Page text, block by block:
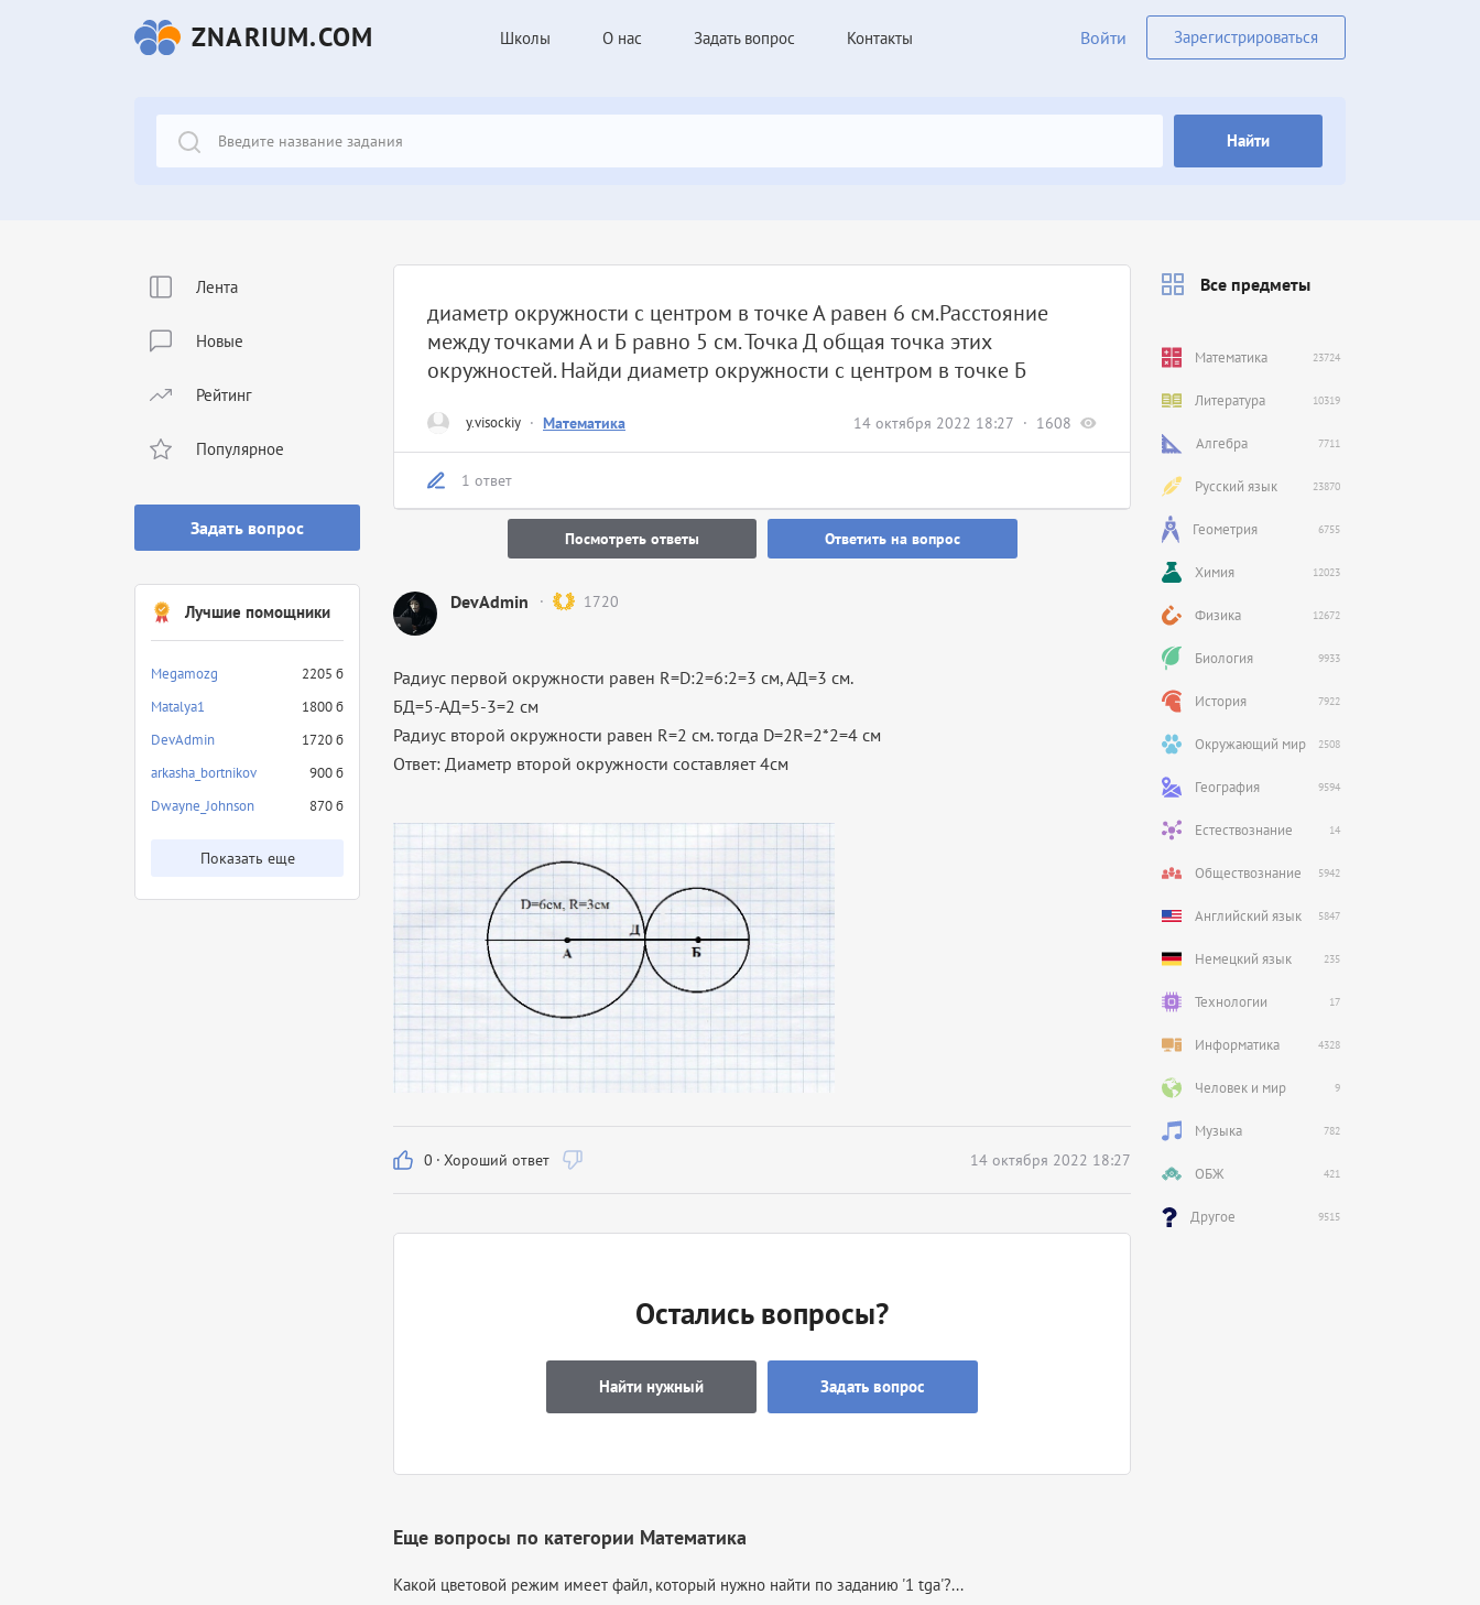
ZNARIUM.COM Школы О нас Задать вопрос Контакты Войти Зарегистрироваться
Найти
Лента
Новые
Рейтинг
Популярное
Задать вопрос
Лучшие помощники
Megamozg
2205 б
Matalya1
1800 б
DevAdmin
1720 б
arkasha_bortnikov
900 б
Dwayne_Johnson
870 б
Показать еще
y.visockiy · Математика 14 октября 2022 18:27 1608
диаметр окружности с центром в точке А равен 6 см.Расстояние
между точками А и Б равно 5 см. Точка Д общая точка этих
окружностей. Найди диаметр окружности с центром в точке Б
1 ответ
Посмотреть ответы Ответить на вопрос
DevAdmin 1720
Радиус первой окружности равен R=D:2=6:2=3 см, АД=3 см.
БД=5-АД=5-3=2 см
Радиус второй окружности равен R=2 см. тогда D=2R=2*2=4 см
Ответ: Диаметр второй окружности составляет 4см
0 · Хороший ответ 14 октября 2022 18:27
Остались вопросы?
Найти нужный Задать вопрос
Еще вопросы по категории Математика
Какой цветовой режим имеет файл, который нужно найти по заданию '1 tga'?...
Все предметы
Математика 23724
Литература 10319
Алгебра 7711
Русский язык 23870
Геометрия 6755
Химия 12023
Физика 12672
Биология 9933
История 7922
Окружающий мир 2508
География 9594
Естествознание 14
Обществознание 5942
Английский язык 5847
Немецкий язык 235
Технологии 17
Информатика 4328
Человек и мир 9
Музыка 782
ОБЖ 421
Другое 9515